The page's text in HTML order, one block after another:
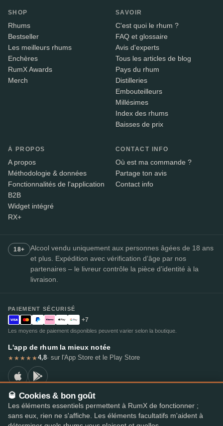
SHOP
Rhums
Bestseller
Les meilleurs rhums
Enchères
RumX Awards
Merch
SAVOIR
C'est quoi le rhum ?
FAQ et glossaire
Avis d'experts
Tous les articles de blog
Pays du rhum
Distilleries
Embouteilleurs
Millésimes
Index des rhums
Baisses de prix
À PROPOS
A propos
Méthodologie & données
Fonctionnalités de l'application
B2B
Widget intégré
RX+
CONTACT INFO
Où est ma commande ?
Partage ton avis
Contact info
18+
Alcool vendu uniquement aux personnes âgées de 18 ans
et plus. Expédition avec vérification d’âge par nos
partenaires – le livreur contrôle la pièce d’identité à la
livraison.
PAIEMENT SÉCURISÉ
+7
Les moyens de paiement disponibles peuvent varier selon la boutique.
L'app de rhum la mieux notée
★★★★★4,8· sur l'App Store et le Play Store
RumX® est une marque de l'Union européenne enregistrée (EUTM n° 018407164).
🥃 Cookies & bon goût
Les éléments essentiels permettent à RumX de fonctionner ;
sans eux, rien ne s'affiche. Les éléments facultatifs m'aident à